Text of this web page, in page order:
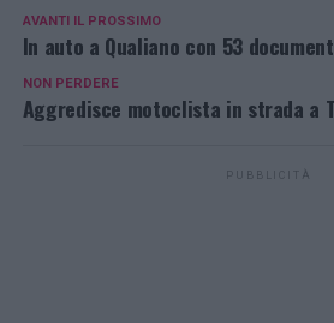
AVANTI IL ​​PROSSIMO
In auto a Qualiano con 53
NON PERDERE
Aggredisce motoclista in strada a
PUBBLICITÀ